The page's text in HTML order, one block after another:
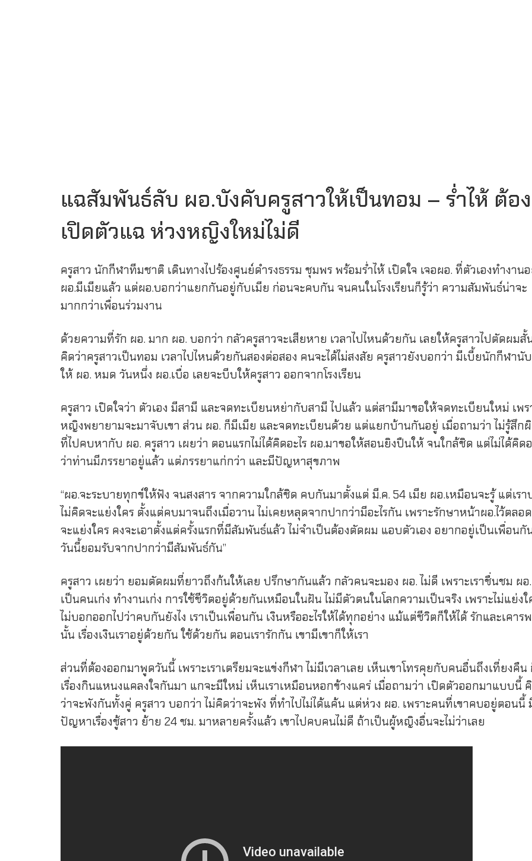
แฉสัมพันธ์ลับ ผอ.บังคับครูสาวให้เป็นทอม – ร่ำไห้ ต้อง
เปิดตัวแฉ ห่วงหญิงใหม่ไม่ดี
ครูสาว นักกีฬาทีมชาติ เดินทางไปร้องศูนย์ดำรงธรรม ชุมพร พร้อมร่ำไห้ เปิดใจ เจอผอ. ที่ตัวเองทำงาน
ผอ.มีเมียแล้ว แต่ผอ.บอกว่าแยกกันอยู่กับเมีย ก่อนจะคบกัน จนคนในโรงเรียนก็รู้ว่า ความสัมพันธ์น่าจะ
มากกว่าเพื่อนร่วมงาน
ด้วยความที่รัก ผอ. มาก ผอ. บอกว่า กลัวครูสาวจะเสียหาย เวลาไปไหนด้วยกัน เลยให้ครูสาวไปตัดผมสั้
คิดว่าครูสาวเป็นทอม เวลาไปไหนด้วยกันสองต่อสอง คนจะได้ไม่สงสัย ครูสาวยังบอกว่า มีเบี้ยนักกีฬานั
ให้ ผอ. หมด วันหนึ่ง ผอ.เบื่อ เลยจะบีบให้ครูสาว ออกจากโรงเรียน
ครูสาว เปิดใจว่า ตัวเอง มีสามี และจดทะเบียนหย่ากับสามี ไปแล้ว แต่สามีมาขอให้จดทะเบียนใหม่ เพ
หญิงพยายามจะมาจับเขา ส่วน ผอ. ก็มีเมีย และจดทะเบียนด้วย แต่แยกบ้านกันอยู่ เมื่อถามว่า ไม่รู้สึก
ที่ไปคบหากับ ผอ. ครูสาว เผยว่า ตอนแรกไม่ได้คิดอะไร ผอ.มาขอให้สอนยิงปืนให้ จนใกล้ชิด แต่ไม่ได้คิดอ
ว่าท่านมีภรรยาอยู่แล้ว แต่ภรรยาแก่กว่า และมีปัญหาสุขภาพ
“ผอ.จะระบายทุกข์ให้ฟัง จนสงสาร จากความใกล้ชิด คบกันมาตั้งแต่ มี.ค. 54 เมีย ผอ.เหมือนจะรู้ แต่เรา
ไม่คิดจะแย่งใคร ตั้งแต่คบมาจนถึงเมื่อวาน ไม่เคยหลุดจากปากว่ามีอะไรกัน เพราะรักษาหน้าผอ.ไว้ตลอ
จะแย่งใคร คงจะเอาตั้งแต่ครั้งแรกที่มีสัมพันธ์แล้ว ไม่จำเป็นต้องตัดผม แอบตัวเอง อยากอยู่เป็นเพื่อนกั
วันนี้ยอมรับจากปากว่ามีสัมพันธ์กัน”
ครูสาว เผยว่า ยอมตัดผมที่ยาวถึงก้นให้เลย ปรึกษากันแล้ว กลัวคนจะมอง ผอ. ไม่ดี เพราะเราชื่นชม ผ
เป็นคนเก่ง ทำงานเก่ง การใช้ชีวิตอยู่ด้วยกันเหมือนในฝัน ไม่มีตัวตนในโลกความเป็นจริง เพราะไม่แย่งใ
ไม่บอกออกไปว่าคบกันยังไง เราเป็นเพื่อนกัน เงินหรืออะไรให้ได้ทุกอย่าง แม้แต่ชีวิตก็ให้ได้ รักและเคาร
นั้น เรื่องเงินเราอยู่ด้วยกัน ใช้ด้วยกัน ตอนเรารักกัน เขามีเขาก็ให้เรา
ส่วนที่ต้องออกมาพูดวันนี้ เพราะเราเตรียมจะแข่งกีฬา ไม่มีเวลาเลย เห็นเขาโทรคุยกับคนอื่นถึงเที่ยงคืน
เรื่องกินแหนงแคลงใจกันมา แกจะมีใหม่ เห็นเราเหมือนหอกข้างแคร่ เมื่อถามว่า เปิดตัวออกมาแบบนี้
ว่าจะพังกันทั้งคู่ ครูสาว บอกว่า ไม่คิดว่าจะพัง ที่ทำไปไม่ได้แค้น แต่ห่วง ผอ. เพราะคนที่เขาคบอยู่ตอนนี้
ปัญหาเรื่องชู้สาว ย้าย 24 ชม. มาหลายครั้งแล้ว เขาไปคบคนไม่ดี ถ้าเป็นผู้หญิงอื่นจะไม่ว่าเลย